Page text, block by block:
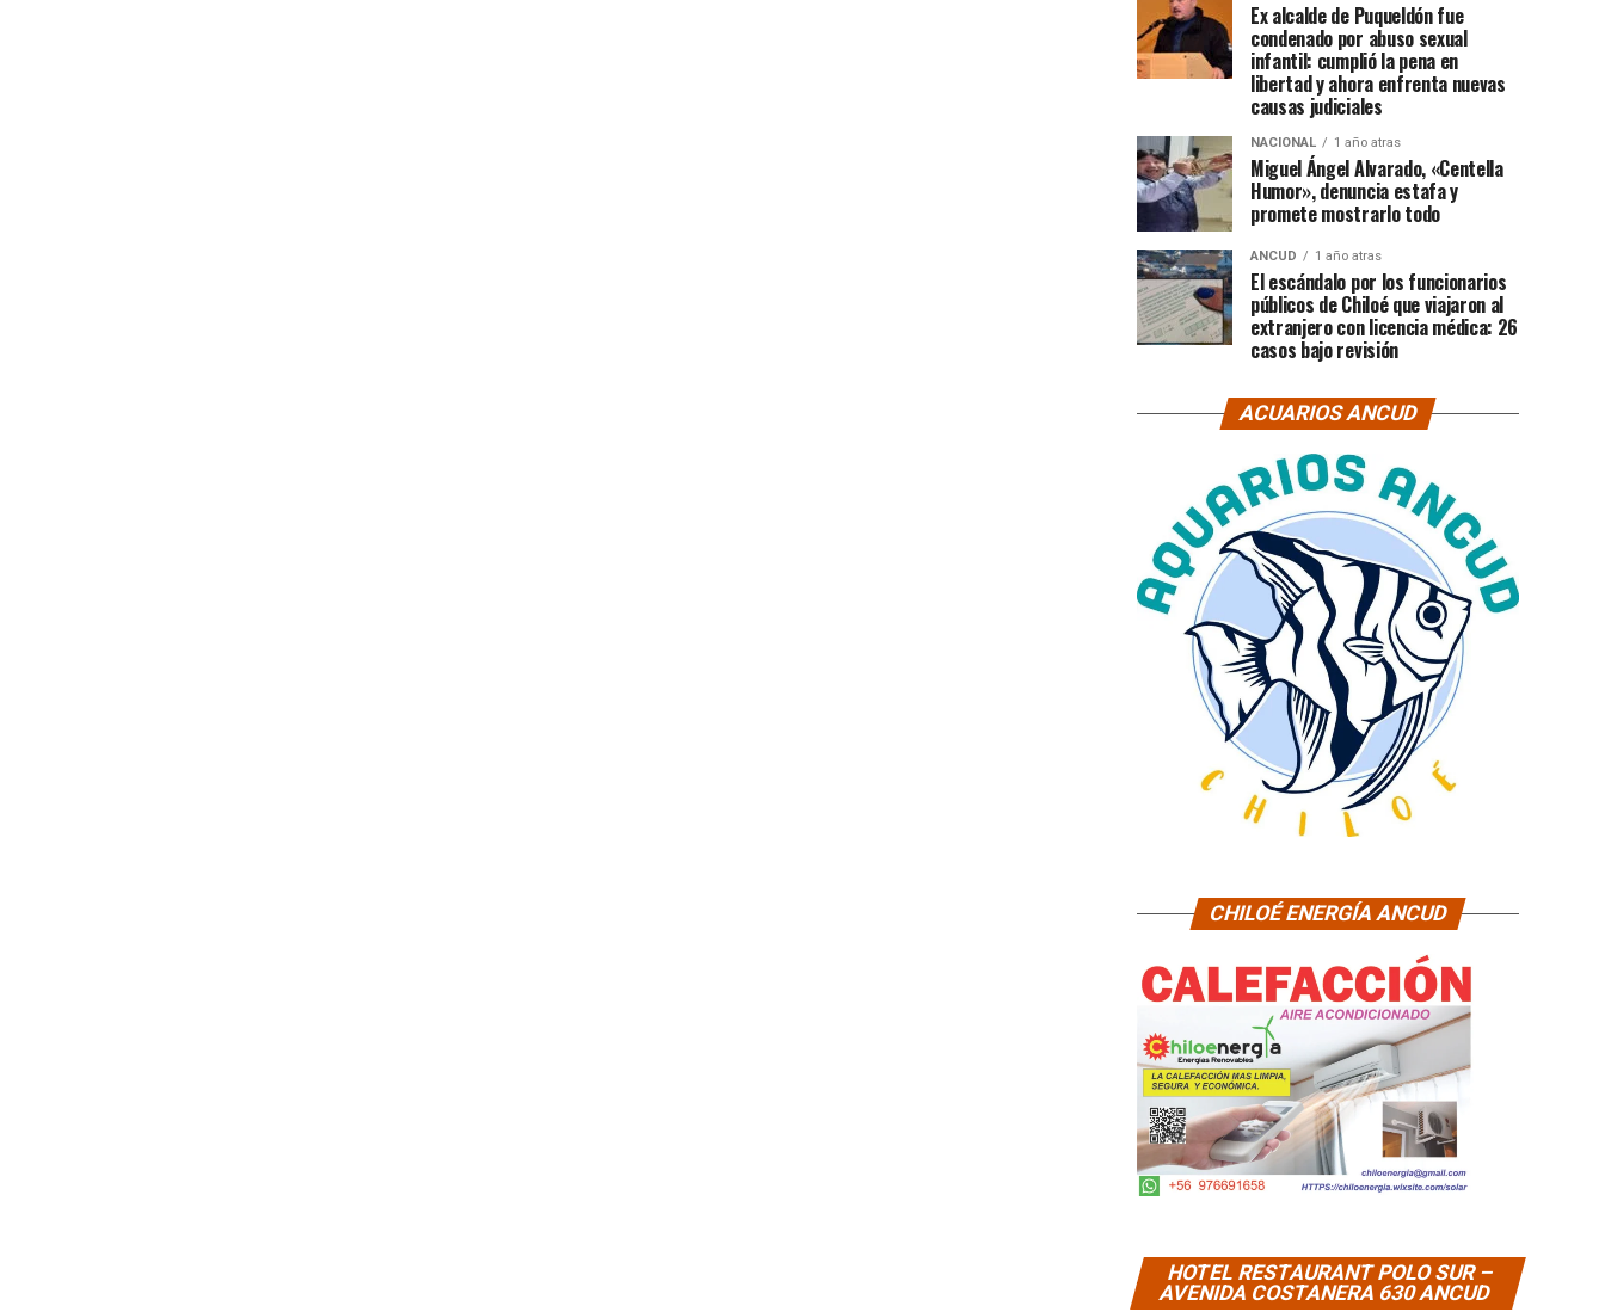
Ex alcalde de Puqueldón fue
condenado por abuso sexual
infantil: cumplió la pena en
libertad y ahora enfrenta nuevas
causas judiciales
NACIONAL 1 año atras
Miguel Ángel Alvarado, «Centella
Humor», denuncia estafa y
promete mostrarlo todo
ANCUD 1 año atras
El escándalo por los funcionarios
públicos de Chiloé que viajaron al
extranjero con licencia médica: 26
casos bajo revisión
ACUARIOS ANCUD
CHILOÉ ENERGÍA ANCUD
HOTEL RESTAURANT POLO SUR –
AVENIDA COSTANERA 630 ANCUD